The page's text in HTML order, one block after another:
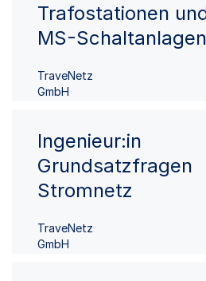
Trafostationen
MS-Schaltanlagen
TraveNetz
GmbH
Ingenieur:in
Grundsatzfragen
Stromnetz
TraveNetz
GmbH